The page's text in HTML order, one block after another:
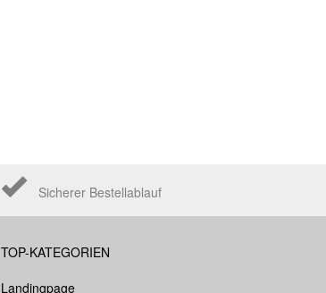
Sicherer Bestellablauf
TOP-KATEGORIEN
Landingpage